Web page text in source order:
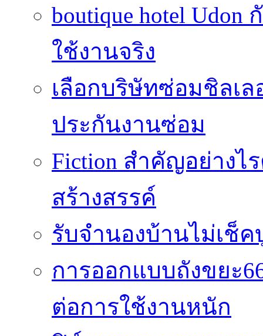
boutique hotel
ใช้งานจริง
เลือกบริษัทซ่อมชิลเ
ประกันงานซ่อม
Fiction สำคัญอย่าง
สร้างสรรค์
รับจำนองบ้านไม่เช็ค
การออกแบบถังขยะ
ต่อการใช้งานหนัก